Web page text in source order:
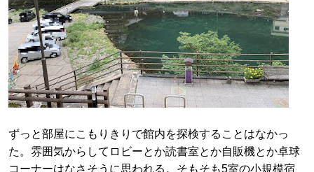
ずっと部屋にこもりきりで館内を探検することはなかっ
た。雰囲気からしてロビーとか読書室とか自販機とか卓球
コーナーはなさそうに思われる。そもそも5室の小規模宿